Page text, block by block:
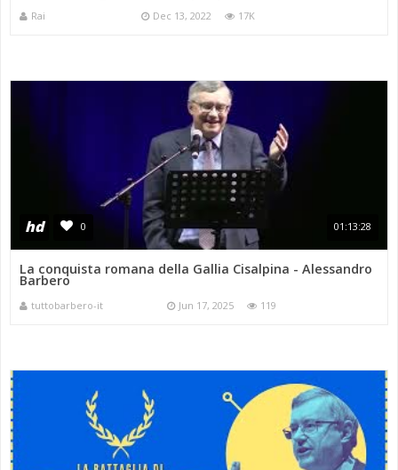
Rai Dec 13, 2022 17K
hd 0 01:13:28
La conquista romana della Gallia Cisalpina - Alessandro
Barbero
tuttobarbero-it Jun 17, 2025 119